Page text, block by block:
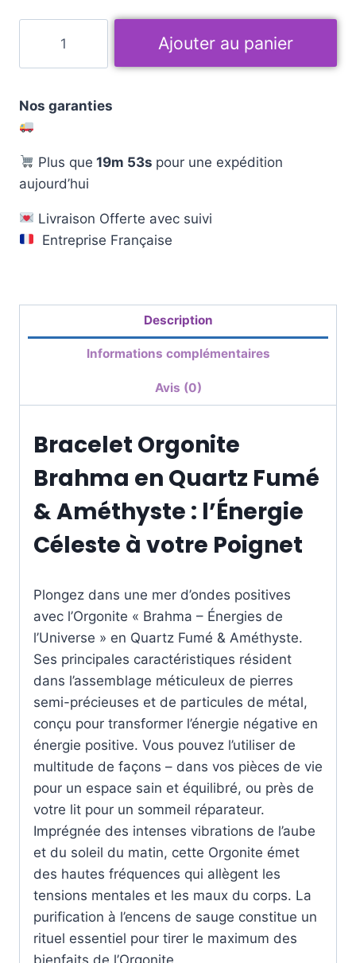
Ajouter au panier
Nos garanties
Plus que 19m 52s pour une expédition
aujourd’hui
Livraison Offerte avec suivi
Entreprise Française
Description
Informations complémentaires
Avis (0)
Bracelet Orgonite
Brahma en Quartz Fumé
& Améthyste : l’Énergie
Céleste à votre Poignet
Plongez dans une mer d’ondes positives
avec l’Orgonite « Brahma – Énergies de
l’Universe » en Quartz Fumé & Améthyste.
Ses principales caractéristiques résident
dans l’assemblage méticuleux de pierres
semi-précieuses et de particules de métal,
conçu pour transformer l’énergie négative en
énergie positive. Vous pouvez l’utiliser de
multitude de façons – dans vos pièces de vie
pour un espace sain et équilibré, ou près de
votre lit pour un sommeil réparateur.
Imprégnée des intenses vibrations de l’aube
et du soleil du matin, cette Orgonite émet
des hautes fréquences qui allègent les
tensions mentales et les maux du corps. La
purification à l’encens de sauge constitue un
rituel essentiel pour tirer le maximum des
bienfaits de l’Orgonite.